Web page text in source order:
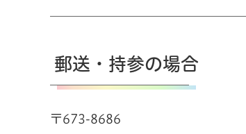
郵送・持参の場合
〒673-8686